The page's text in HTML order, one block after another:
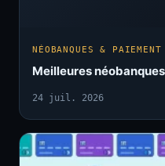
NÉOBANQUES &
Meilleures
24 juil. 2026